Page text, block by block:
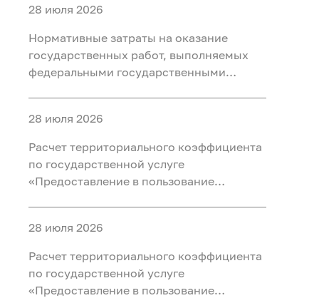
недропользованию на 2028 год
28 июля 2026
Нормативные затраты на оказание
государственных работ, выполняемых
федеральными государственными
недропользованию на 2027 год
28 июля 2026
Расчет территориального коэффициента
по государственной услуге
«Предоставление в пользование
государственного геологического
изучения недр» на 2029 год
28 июля 2026
Расчет территориального коэффициента
по государственной услуге
«Предоставление в пользование